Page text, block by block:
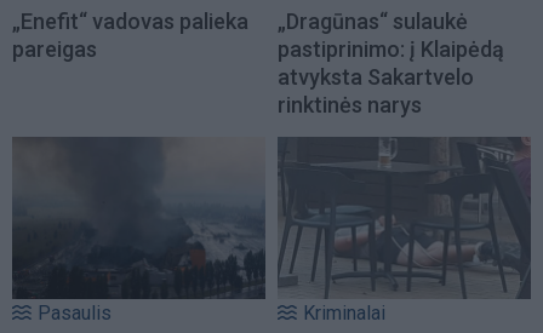
„Enefit“ vadovas palieka
pareigas
„Dragūnas“ sulaukė
pastiprinimo: į Klaipėdą
atvyksta Sakartvelo
rinktinės narys
Pasaulis Kriminalai